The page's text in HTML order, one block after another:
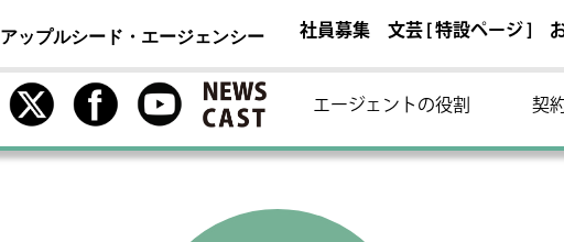
アップルシード・エージェンシー 社員募集 文芸 [ 特設ページ ]
エージェントの役割 契